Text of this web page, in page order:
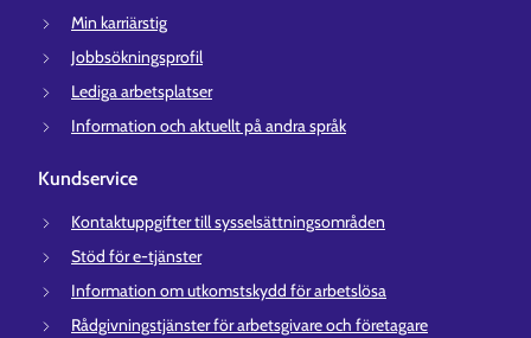
Min karriärstig
Jobbsökningsprofil
Lediga arbetsplatser
Information och aktuellt på andra språk
Kundservice
Kontaktuppgifter till sysselsättningsområden
Stöd för e-tjänster
Information om utkomstskydd för arbetslösa
Rådgivningstjänster för arbetsgivare och företagare